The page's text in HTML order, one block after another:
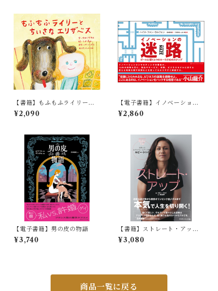
【書籍】もふもふライリーと
ちいさなエリザベス
¥2,090
【電子書籍】イノベーション
の迷路
¥2,860
【電子書籍】男の皮の物語
¥3,740
【書籍】ストレート・アップ
世界一の女子ラグビーセブン
ズ選手ルビー・トゥイ
¥3,080
商品一覧に戻る